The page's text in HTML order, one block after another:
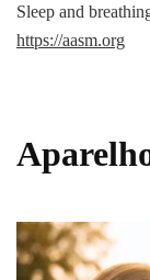
Sleep and
https://aasm.org